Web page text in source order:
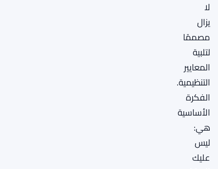
لا
يزال
مصممًا
لتلبية
المعايير
التنظيمية.
الفكرة
الأساسية
هي:
ليس
عليك